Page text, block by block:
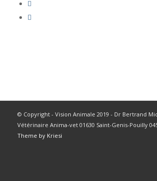
© Copyright - Vision Animale 2019 - Dr Bertrand
Vétérinaire Anima-vet 01630 Saint-Genis-Pouilly
Theme by Kriesi